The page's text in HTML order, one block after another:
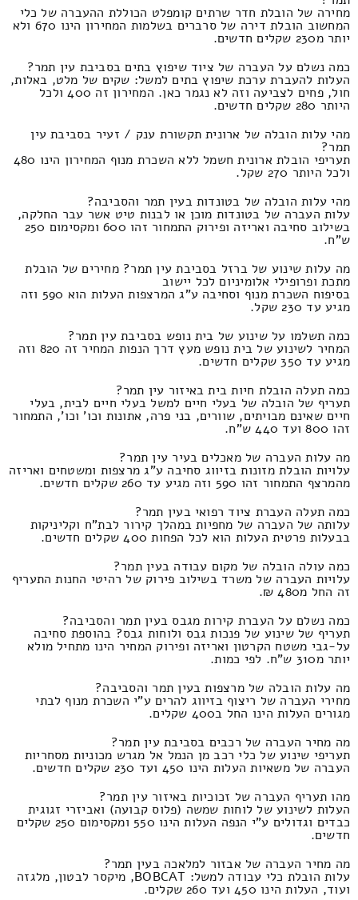
מחירה של הובלת חדר שרתים קומפלט הכוללת ההעברה של כלי
המחשוב הובלת דירה של סרברים בשלמות המחירון הינו 670 ולא
יותר מ230 שקלים חדשים.
כמה נשלם על העברה של ציוד שיפוץ בתים בסביבת עין תמר?
העלות להעברת ערכת שיפוץ בתים למשל: שקים של מלט, באלות,
חול, פחים לצביעה וזה לא נגמר כאן. המחירון זה 400 ולכל
היותר 280 שקלים חדשים.
מהי עלות הובלה של ארונית תקשורת ענק / זעיר בסביבת עין
תמר?
תעריפי הובלת ארונית חשמל ללא השכרת מנוף המחירון הינו 480
ולכל היותר 270 שקל.
מהי עלות הובלה של בטונדות בעין תמר והסביבה?
עלות העברה של בטונדות מוכן או לבנות טיט אשר עבר החלקה,
בשילוב סחיבה ואריזה ופירוק התמחור זהו 600 ומקסימום 250
ש"ח.
מה עלות שינוע של ברזל בסביבת עין תמר? מחירים של הובלת
מתכת ופרופילי אלומיניום לכל יישוב
בסיפוח השכרת מנוף וסחיבה ע"ג המרצפות העלות הוא 590 וזה
מגיע עד 230 שקל.
כמה תשלמו על שינוע של בית נופש בסביבת עין תמר?
המחיר לשינוע של בית נופש מעץ דרך הנפות המחיר זה 820 וזה
מגיע עד 350 שקלים חדשים.
כמה תעלה הובלת חיות בית באיזור עין תמר?
תעריף של הובלה של בעלי חיים למשל בעלי חיים לבית, בעלי
חיים שאינם מבויתים, שוורים, בני פרה, אתונות וכו' וכו', התמחור
זהו 800 ועד 440 ש"ח.
מה עלות העברה של מאכלים בעיר עין תמר?
עלויות הובלת מזונות בזיווג סחיבה ע"ג מרצפות ומשטחים ואריזה
מהמרצף התמחור זהו 590 וזה מגיע עד 260 שקלים חדשים.
כמה תעלה העברת ציוד רפואי בעין תמר?
עלותה של העברה של מחפיות במהלך קירור לבת"ח וקליניקות
בבעלות פרטית העלות הוא לכל הפחות 400 שקלים חדשים.
כמה עולה הובלה של מקום עבודה בעין תמר?
עלויות העברה של משרד בשילוב פירוק של רהיטי החנות התעריף
זה החל מ480 ₪.
כמה נשלם על העברת קירות מגבס בעין תמר והסביבה?
תעריף של שינוע של פנכות גבס ולוחות גבס? בהוספת סחיבה
על-גבי משטח הקרטון ואריזה ופירוק המחיר הינו מתחיל מולא
יותר מ310 ש"ח. לפי כמות.
מה עלות הובלה של מרצפות בעין תמר והסביבה?
מחירי העברה של ריצוף בזיווג להרים ע"י השכרת מנוף לבתי
מגורים העלות הינו החל ב400 שקלים.
מה מחיר העברה של רכבים בסביבת עין תמר?
תעריפי שינוע של כלי רכב מן הנמל אל מגרש מכוניות מסחריות
העברה של משאיות העלות הינו 450 ועד 230 שקלים חדשים.
מהו תעריף העברה של זכוכיות באיזור עין תמר?
העלות לשינוע של לוחות שמשה (פלוס קבועה) ואביזרי זגוגית
כבדים וגדולים ע"י הנפה העלות הינו 550 ומקסימום 250 שקלים
חדשים.
מה מחיר העברה של אבזור למלאכה בעין תמר?
עלות הובלת כלי עבודה למשל: BOBCAT, מיקסר לבטון, מלגזה
ועוד, העלות הינו 450 ועד 260 שקלים.